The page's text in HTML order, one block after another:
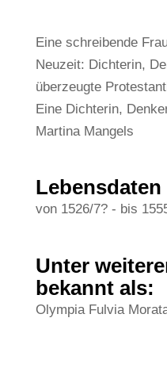
Eine schreibende
Neuzeit: Dichterin,
überzeugte
Eine Dichterin,
Martina Mangels
Lebensdaten
von 1526/7? - bis
Unter
bekannt als:
Olympia Fulvia